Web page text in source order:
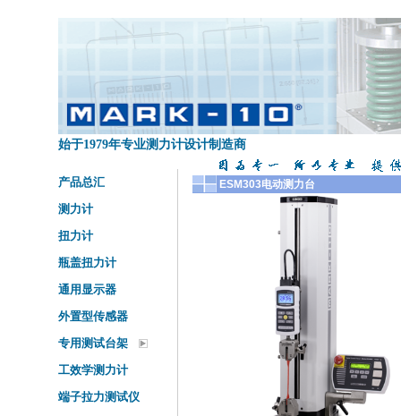
始于1979年专业测力计设计制造商
产品总汇
测力计
扭力计
瓶盖扭力计
通用显示器
外置型传感器
专用测试台架
工效学测力计
端子拉力测试仪
ESM303电动测力台